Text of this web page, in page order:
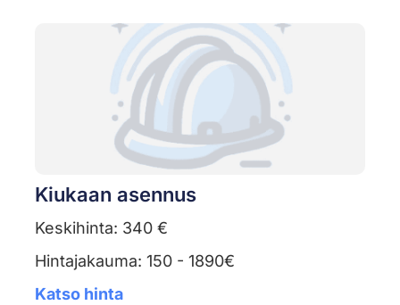
Kiukaan asennus
Keskihinta: 340 €
Hintajakauma: 150 - 1890€
Katso hinta